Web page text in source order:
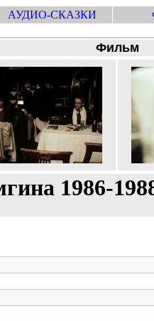
АУДИО-СКАЗКИ
Фильм
1986-